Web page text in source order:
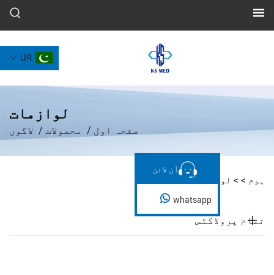
لوازمات
صفحہ اول /محصولات /لاگوں